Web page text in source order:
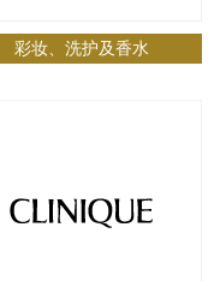
彩妆、洗护及香水